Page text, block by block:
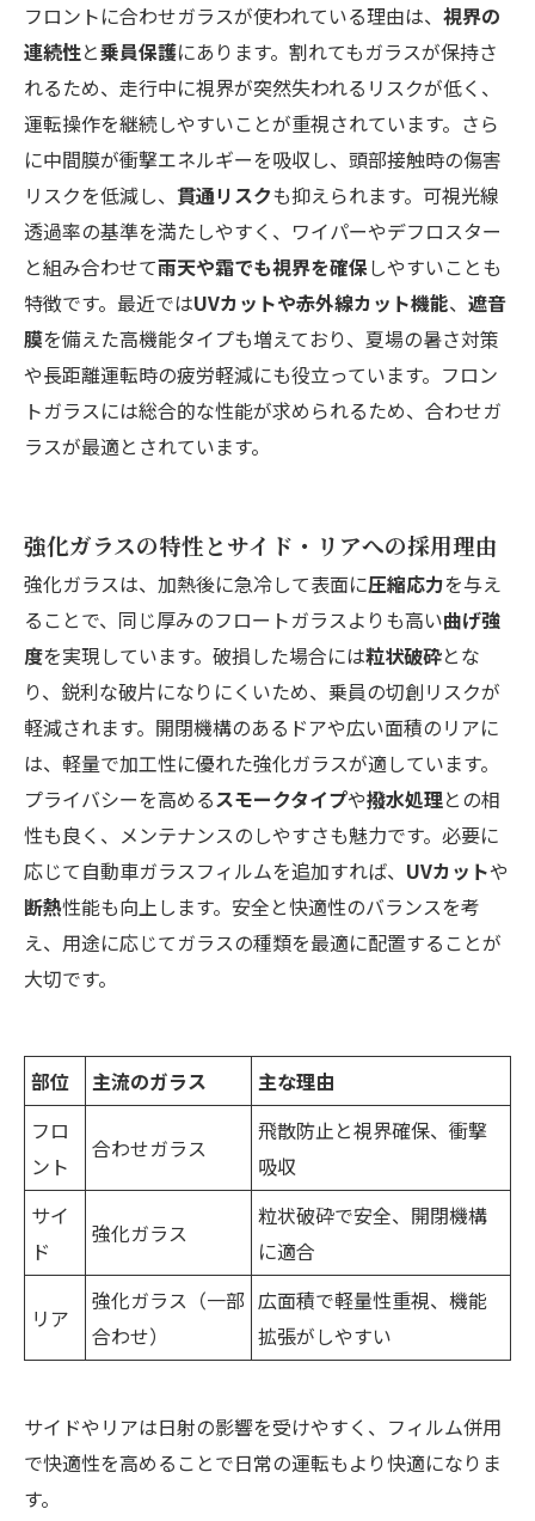
フロントに合わせガラスが使われている理由は、 視界の
連続性と乗員保護にあります。割れてもガラスが保持さ
れるため、走行中に視界が突然失われるリスクが低く、
運転操作を継続しやすいことが重視されています。さら
に中間膜が衝撃エネルギーを吸収し、頭部接触時の傷害
リスクを低減し、 貫通リスクも抑えられます。可視光線
透過率の基準を満たしやすく、ワイパーやデフロスター
と組み合わせて雨天や霜でも視界を確保しやすいことも
特徴です。最近ではUVカットや赤外線カット機能、 遮音
膜を備えた高機能タイプも増えており、夏場の暑さ対策
や長距離運転時の疲労軽減にも役立っています。フロン
トガラスには総合的な性能が求められるため、合わせガ
ラスが最適とされています。
強化ガラスの特性とサイド・リアへの採用理由
強化ガラスは、加熱後に急冷して表面に圧縮応力を与え
ることで、同じ厚みのフロートガラスよりも高い曲げ強
度を実現しています。破損した場合には粒状破砕とな
り、鋭利な破片になりにくいため、乗員の切創リスクが
軽減されます。開閉機構のあるドアや広い面積のリアに
は、軽量で加工性に優れた強化ガラスが適しています。
プライバシーを高めるスモークタイプや撥水処理との相
性も良く、メンテナンスのしやすさも魅力です。必要に
応じて自動車ガラスフィルムを追加すれば、 UVカットや
断熱性能も向上します。安全と快適性のバランスを考
え、用途に応じてガラスの種類を最適に配置することが
大切です。
部位 主流のガラス
主な理由
フロ
ント
合わせガラス
飛散防止と視界確保、衝撃
吸収
サイ
ド
強化ガラス
粒状破砕で安全、開閉機構
に適合
リア
強化ガラス（一部
合わせ）
広面積で軽量性重視、機能
拡張がしやすい
サイドやリアは日射の影響を受けやすく、フィルム併用
で快適性を高めることで日常の運転もより快適になりま
す。